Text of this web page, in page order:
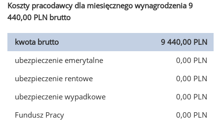
Koszty pracodawcy dla miesięcznego wynagrodzenia 9
440,00 PLN brutto
kwota brutto
9 440,00 PLN
ubezpieczenie emerytalne
0,00 PLN
ubezpieczenie rentowe
0,00 PLN
ubezpieczenie wypadkowe
0,00 PLN
Fundusz Pracy
0,00 PLN